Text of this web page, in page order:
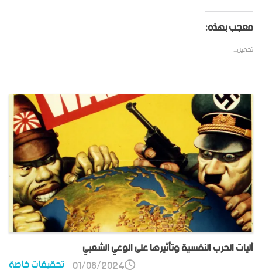
معجب بهذه:
تحميل...
آليات الحرب النفسية وتأثيرها على الوعي الشعبي
تحقيقات خاصة